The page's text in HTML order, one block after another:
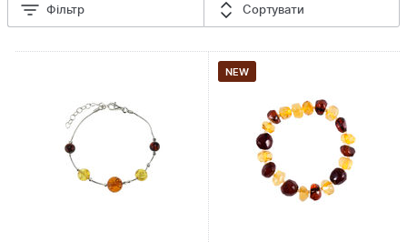
Фільтр Сортувати
NEW